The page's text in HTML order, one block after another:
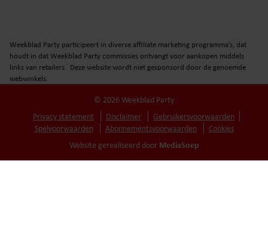
Weekblad Party participeert in diverse affiliate marketing programma’s, dat
houdt in dat Weekblad Party commissies ontvangt voor aankopen middels
links van retailers. Deze website wordt niet gesponsord door de genoemde
webwinkels.
© 2026 Weekblad Party
Privacy statement
Disclaimer
Gebruikersvoorwaarden
Spelvoorwaarden
Abonnementsvoorwaarden
Cookies
Website gerealiseerd door MediaSoep